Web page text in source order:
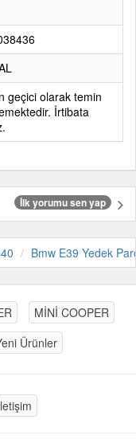
geçici olarak temin
İrtibata
İlk yorumu sen yap
Bmw E39 Yedek
MİNİ COOPER
Ürünler